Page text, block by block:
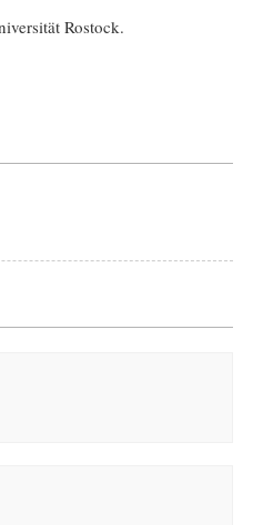
Rostock.